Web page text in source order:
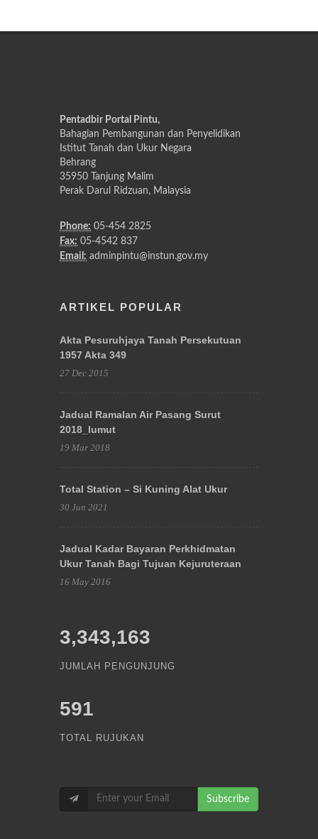
Pentadbir Portal Pintu,
Bahagian Pembangunan dan Penyelidikan
Istitut Tanah dan Ukur Negara
Behrang
35950 Tanjung Malim
Perak Darul Ridzuan, Malaysia
Phone: 05-454 2825
Fax: 05-4542 837
Email: adminpintu@instun.gov.my
ARTIKEL POPULAR
Akta Pesuruhjaya Tanah Persekutuan
1957 Akta 349
27 Dec 2015
Jadual Ramalan Air Pasang Surut
2018_lumut
19 Mar 2018
Total Station – Si Kuning Alat Ukur
30 Jun 2021
Jadual Kadar Bayaran Perkhidmatan
Ukur Tanah Bagi Tujuan Kejuruteraan
16 May 2016
3,343,163
JUMLAH PENGUNJUNG
591
TOTAL RUJUKAN
Subscribe